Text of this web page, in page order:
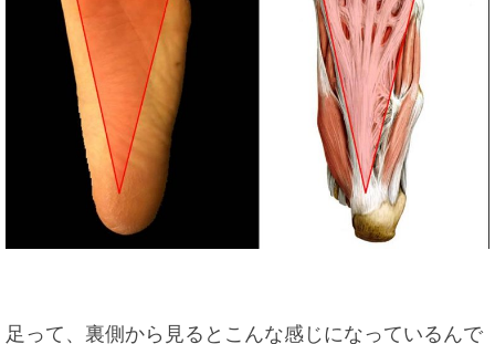
足って、裏側から見るとこんな感じになっているんで